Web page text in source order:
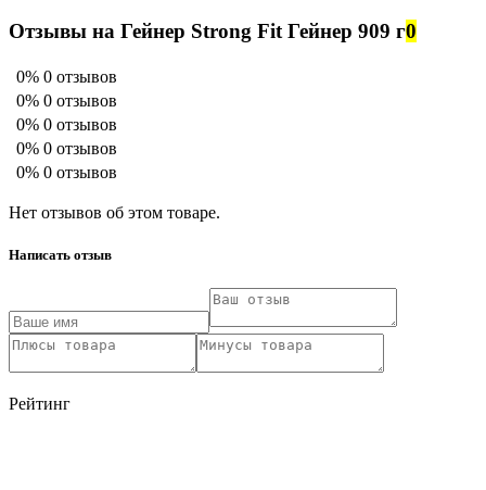
Отзывы на Гейнер Strong Fit Гейнер 909 г0
0% 0 отзывов
0% 0 отзывов
0% 0 отзывов
0% 0 отзывов
0% 0 отзывов
Нет отзывов об этом товаре.
Написать отзыв
Рейтинг